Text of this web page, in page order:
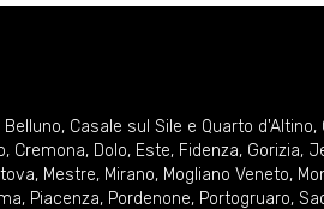
Belluno, Casale sul Sile e Quarto d'Altino,
, Cremona, Dolo, Este, Fidenza, Gorizia,
, Mestre, Mirano, Mogliano Veneto,
, Piacenza, Pordenone, Portogruaro,